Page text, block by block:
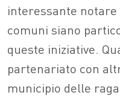
interessante
comuni siano
queste iniziative.
partenariato con
municipio delle